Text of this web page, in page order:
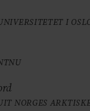
I
NORGES